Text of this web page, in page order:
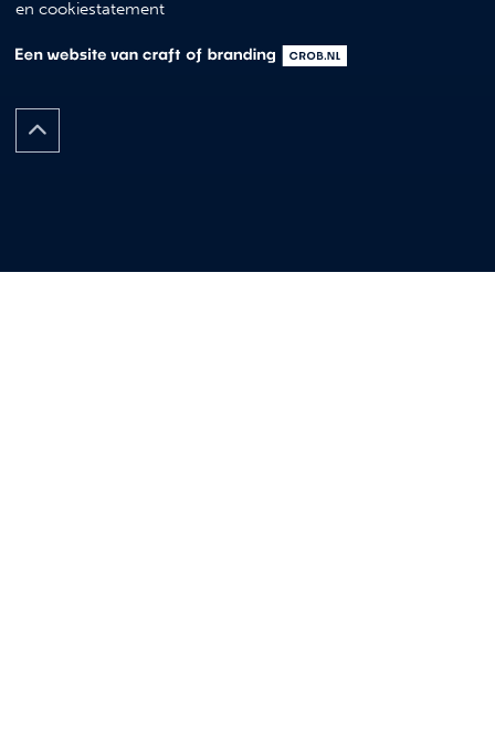
en cookiestatement